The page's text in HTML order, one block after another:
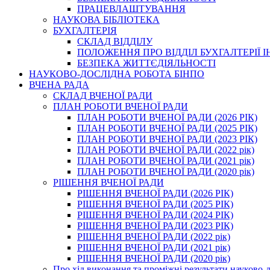
ПРАЦЕВЛАШТУВАННЯ
НАУКОВА БІБЛІОТЕКА
БУХГАЛТЕРІЯ
СКЛАД ВІДДІЛУ
ПОЛОЖЕННЯ ПРО ВІДДІЛ БУХГАЛТЕРІЇ
БЕЗПЕКА ЖИТТЄДІЯЛЬНОСТІ
НАУКОВО-ДОСЛІДНА РОБОТА БІНПО
ВЧЕНА РАДА
СКЛАД ВЧЕНОЇ РАДИ
ПЛАН РОБОТИ ВЧЕНОЇ РАДИ
ПЛАН РОБОТИ ВЧЕНОЇ РАДИ (2026 РІК)
ПЛАН РОБОТИ ВЧЕНОЇ РАДИ (2025 РІК)
ПЛАН РОБОТИ ВЧЕНОЇ РАДИ (2023 РІК)
ПЛАН РОБОТИ ВЧЕНОЇ РАДИ (2022 рік)
ПЛАН РОБОТИ ВЧЕНОЇ РАДИ (2021 рік)
ПЛАН РОБОТИ ВЧЕНОЇ РАДИ (2020 рік)
РІШЕННЯ ВЧЕНОЇ РАДИ
РІШЕННЯ ВЧЕНОЇ РАДИ (2026 РІК)
РІШЕННЯ ВЧЕНОЇ РАДИ (2025 РІК)
РІШЕННЯ ВЧЕНОЇ РАДИ (2024 РІК)
РІШЕННЯ ВЧЕНОЇ РАДИ (2023 РІК)
РІШЕННЯ ВЧЕНОЇ РАДИ (2022 рік)
РІШЕННЯ ВЧЕНОЇ РАДИ (2021 рік)
РІШЕННЯ ВЧЕНОЇ РАДИ (2020 рік)